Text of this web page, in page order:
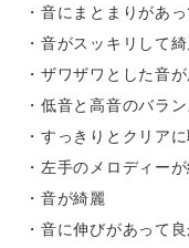
・音にまとまりがあ
・音がスッキリして綺
・ザワザワとした音
・低音と高音のバラ
・すっきりとクリア
・左手のメロディー
・音が綺麗
・音に伸びがあって